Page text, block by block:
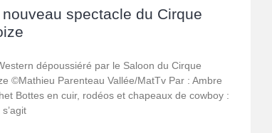
nouveau spectacle du Cirque
dépoussiéré par le Saloon du Cirque
©Mathieu Parenteau Vallée/MatTv Par : Ambre
Bottes en cuir, rodéos et chapeaux de cowboy :